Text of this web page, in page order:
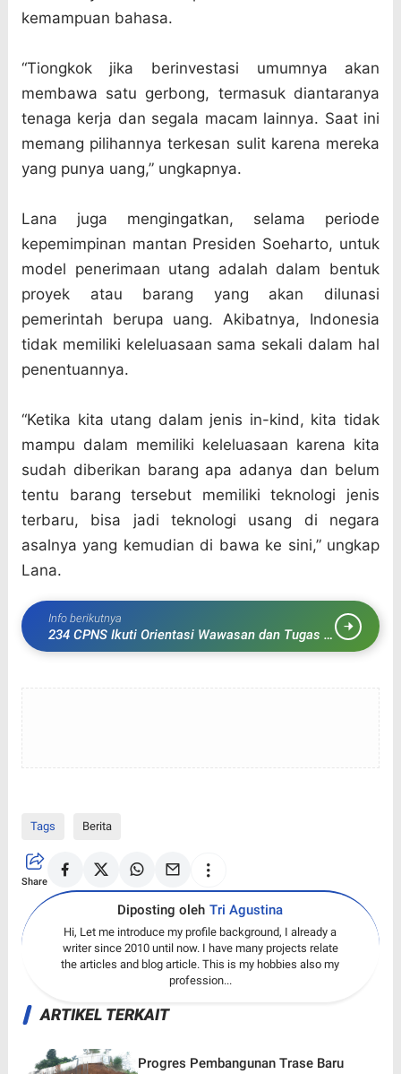
kemampuan bahasa.
“Tiongkok jika berinvestasi umumnya akan
membawa satu gerbong, termasuk diantaranya
tenaga kerja dan segala macam lainnya. Saat ini
memang pilihannya terkesan sulit karena mereka
yang punya uang,” ungkapnya.
Lana juga mengingatkan, selama periode
kepemimpinan mantan Presiden Soeharto, untuk
model penerimaan utang adalah dalam bentuk
proyek atau barang yang akan dilunasi
pemerintah berupa uang. Akibatnya, Indonesia
tidak memiliki keleluasaan sama sekali dalam hal
penentuannya.
“Ketika kita utang dalam jenis in-kind, kita tidak
mampu dalam memiliki keleluasaan karena kita
sudah diberikan barang apa adanya dan belum
tentu barang tersebut memiliki teknologi jenis
terbaru, bisa jadi teknologi usang di negara
asalnya yang kemudian di bawa ke sini,” ungkap
Lana.
Info berikutnya
234 CPNS Ikuti Orientasi Wawasan dan Tugas di
Balaikota Bogor
Tags Berita
Share
Diposting oleh Tri Agustina
Hi, Let me introduce my profile background, I already a
writer since 2010 until now. I have many projects relate
the articles and blog article. This is my hobbies also my
profession...
ARTIKEL TERKAIT
Progres Pembangunan Trase Baru